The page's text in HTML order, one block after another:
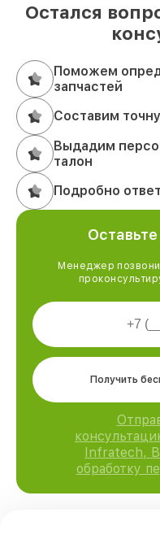
Остался
Поможем
запчастей
Составим
Выдадим
талон
Подробно
Менеджер
Получить
Infratech,
обработку